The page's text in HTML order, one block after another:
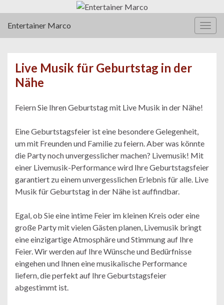
Entertainer Marco
Live Musik für Geburtstag in der
Nähe
Feiern Sie Ihren Geburtstag mit Live Musik in der Nähe!
Eine Geburtstagsfeier ist eine besondere Gelegenheit,
um mit Freunden und Familie zu feiern. Aber was könnte
die Party noch unvergesslicher machen? Livemusik! Mit
einer Livemusik-Performance wird Ihre Geburtstagsfeier
garantiert zu einem unvergesslichen Erlebnis für alle. Live
Musik für Geburtstag in der Nähe ist auffindbar.
Egal, ob Sie eine intime Feier im kleinen Kreis oder eine
große Party mit vielen Gästen planen, Livemusik bringt
eine einzigartige Atmosphäre und Stimmung auf Ihre
Feier. Wir werden auf Ihre Wünsche und Bedürfnisse
eingehen und Ihnen eine musikalische Performance
liefern, die perfekt auf Ihre Geburtstagsfeier
abgestimmt ist.